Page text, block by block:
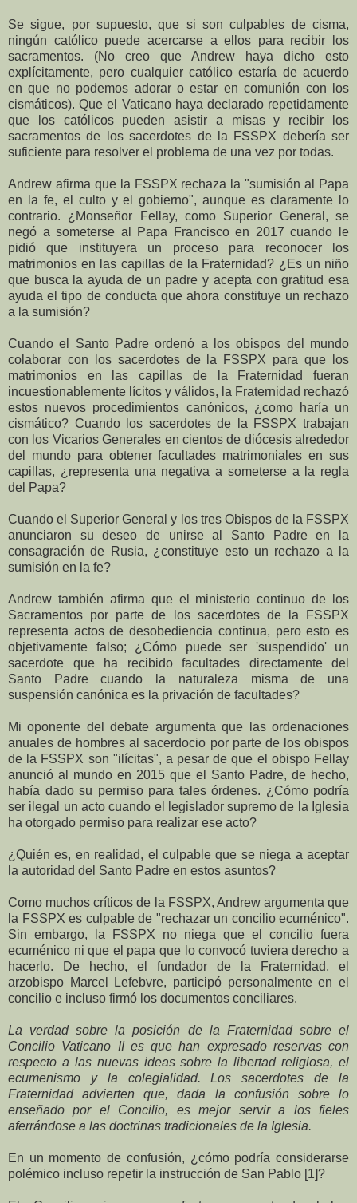
Se sigue, por supuesto, que si son culpables de cisma,
ningún católico puede acercarse a ellos para recibir los
sacramentos. (No creo que Andrew haya dicho esto
explícitamente, pero cualquier católico estaría de acuerdo
en que no podemos adorar o estar en comunión con los
cismáticos). Que el Vaticano haya declarado repetidamente
que los católicos pueden asistir a misas y recibir los
sacramentos de los sacerdotes de la FSSPX debería ser
suficiente para resolver el problema de una vez por todas.
Andrew afirma que la FSSPX rechaza la "sumisión al Papa
en la fe, el culto y el gobierno", aunque es claramente lo
contrario. ¿Monseñor Fellay, como Superior General, se
negó a someterse al Papa Francisco en 2017 cuando le
pidió que instituyera un proceso para reconocer los
matrimonios en las capillas de la Fraternidad? ¿Es un niño
que busca la ayuda de un padre y acepta con gratitud esa
ayuda el tipo de conducta que ahora constituye un rechazo
a la sumisión?
Cuando el Santo Padre ordenó a los obispos del mundo
colaborar con los sacerdotes de la FSSPX para que los
matrimonios en las capillas de la Fraternidad fueran
incuestionablemente lícitos y válidos, la Fraternidad rechazó
estos nuevos procedimientos canónicos, ¿como haría un
cismático? Cuando los sacerdotes de la FSSPX trabajan
con los Vicarios Generales en cientos de diócesis alrededor
del mundo para obtener facultades matrimoniales en sus
capillas, ¿representa una negativa a someterse a la regla
del Papa?
Cuando el Superior General y los tres Obispos de la FSSPX
anunciaron su deseo de unirse al Santo Padre en la
consagración de Rusia, ¿constituye esto un rechazo a la
sumisión en la fe?
Andrew también afirma que el ministerio continuo de los
Sacramentos por parte de los sacerdotes de la FSSPX
representa actos de desobediencia continua, pero esto es
objetivamente falso; ¿Cómo puede ser 'suspendido' un
sacerdote que ha recibido facultades directamente del
Santo Padre cuando la naturaleza misma de una
suspensión canónica es la privación de facultades?
Mi oponente del debate argumenta que las ordenaciones
anuales de hombres al sacerdocio por parte de los obispos
de la FSSPX son "ilícitas", a pesar de que el obispo Fellay
anunció al mundo en 2015 que el Santo Padre, de hecho,
había dado su permiso para tales órdenes. ¿Cómo podría
ser ilegal un acto cuando el legislador supremo de la Iglesia
ha otorgado permiso para realizar ese acto?
¿Quién es, en realidad, el culpable que se niega a aceptar
la autoridad del Santo Padre en estos asuntos?
Como muchos críticos de la FSSPX, Andrew argumenta que
la FSSPX es culpable de "rechazar un concilio ecuménico".
Sin embargo, la FSSPX no niega que el concilio fuera
ecuménico ni que el papa que lo convocó tuviera derecho a
hacerlo. De hecho, el fundador de la Fraternidad, el
arzobispo Marcel Lefebvre, participó personalmente en el
concilio e incluso firmó los documentos conciliares.
La verdad sobre la posición de la Fraternidad sobre el
Concilio Vaticano II es que han expresado reservas con
respecto a las nuevas ideas sobre la libertad religiosa, el
ecumenismo y la colegialidad. Los sacerdotes de la
Fraternidad advierten que, dada la confusión sobre lo
enseñado por el Concilio, es mejor servir a los fieles
aferrándose a las doctrinas tradicionales de la Iglesia.
En un momento de confusión, ¿cómo podría considerarse
polémico incluso repetir la instrucción de San Pablo [1]?